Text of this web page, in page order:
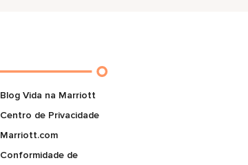
Blog Vida na Marriott
Centro de Privacidade
Marriott.com
Conformidade de